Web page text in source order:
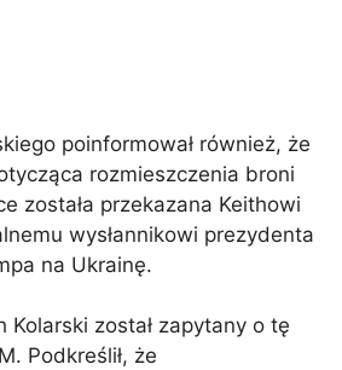
poinformował również, że
rozmieszczenia broni
została przekazana Keithowi
wysłannikowi prezydenta
na Ukrainę.
Kolarski został zapytany o tę
Podkreślił, że